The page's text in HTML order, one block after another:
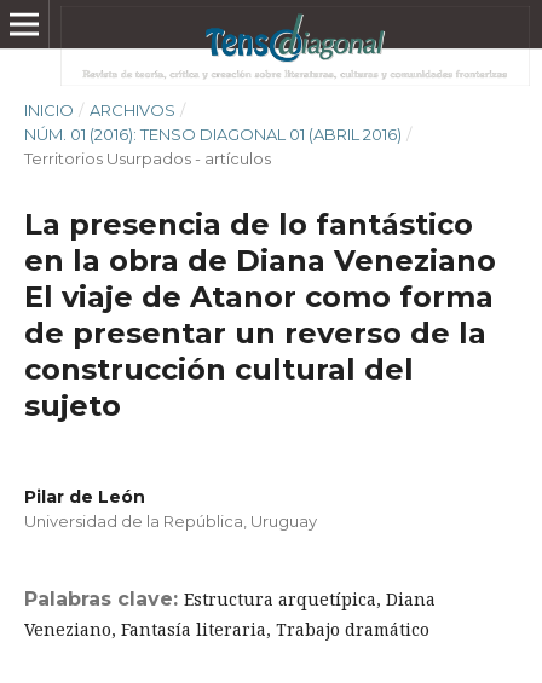
INICIO / ARCHIVOS /
NÚM. 01 (2016): TENSO DIAGONAL 01 (ABRIL 2016) /
Territorios Usurpados - artículos
La presencia de lo fantástico
en la obra de Diana Veneziano
El viaje de Atanor como forma
de presentar un reverso de la
construcción cultural del
sujeto
Pilar de León
Universidad de la República, Uruguay
Palabras clave: Estructura arquetípica, Diana
Veneziano, Fantasía literaria, Trabajo dramático